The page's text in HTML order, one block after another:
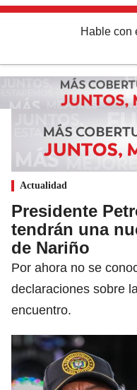
Hable con
Actualidad
Presidente
tendrán una
de Nariño
Por ahora no se
declaraciones sobre
encuentro.